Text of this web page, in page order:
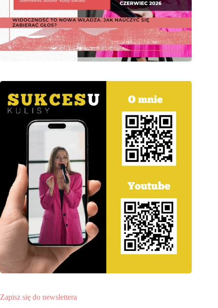
Zapisz się do newslettera